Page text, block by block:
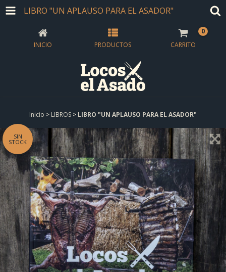
LIBRO "UN APLAUSO PARA EL ASADOR"
INICIO PRODUCTOS CARRITO
0
Inicio > LIBROS > LIBRO "UN APLAUSO PARA EL ASADOR"
SIN
STOCK